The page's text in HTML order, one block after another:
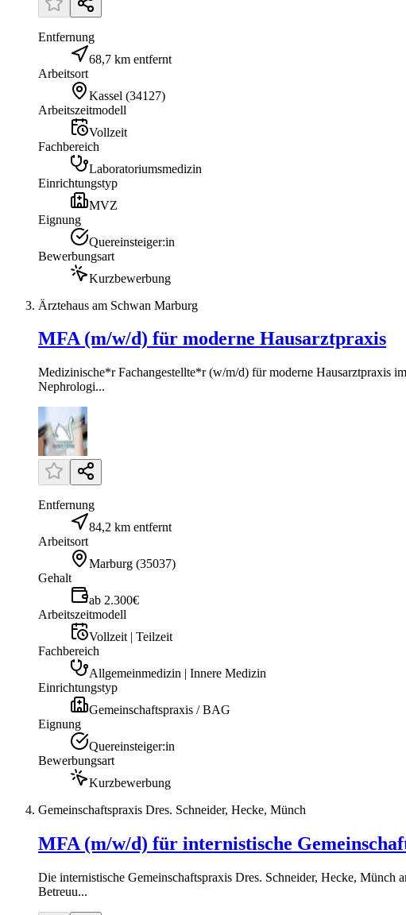
Entfernung
68,7 km entfernt
Arbeitsort
Kassel (34127)
Arbeitszeitmodell
Vollzeit
Fachbereich
Laboratoriumsmedizin
Einrichtungstyp
MVZ
Eignung
Quereinsteiger:in
Bewerbungsart
Kurzbewerbung
Ärztehaus am Schwan Marburg
MFA (m/w/d) für moderne Hausarztpraxis
Medizinische*r Fachangestellte*r (w/m/d) für moderne Hausarztpraxis
Nephrologi...
Entfernung
84,2 km entfernt
Arbeitsort
Marburg (35037)
Gehalt
ab 2.300€
Arbeitszeitmodell
Vollzeit | Teilzeit
Fachbereich
Allgemeinmedizin | Innere Medizin
Einrichtungstyp
Gemeinschaftspraxis / BAG
Eignung
Quereinsteiger:in
Bewerbungsart
Kurzbewerbung
Gemeinschaftspraxis Dres. Schneider, Hecke, Münch
MFA (m/w/d) für internistische
Die internistische Gemeinschaftspraxis Dres. Schneider, Hecke,
Betreuu...